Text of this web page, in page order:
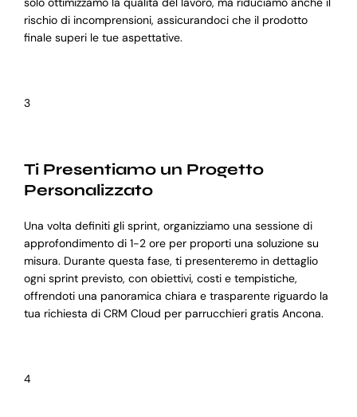
rischio di incomprensioni, assicurandoci che il prodotto
finale superi le tue aspettative.
3
Ti Presentiamo un Progetto
Personalizzato
Una volta definiti gli sprint, organizziamo una sessione di
approfondimento di 1-2 ore per proporti una soluzione su
misura. Durante questa fase, ti presenteremo in dettaglio
ogni sprint previsto, con obiettivi, costi e tempistiche,
offrendoti una panoramica chiara e trasparente riguardo la
tua richiesta di CRM Cloud per parrucchieri gratis Ancona.
4